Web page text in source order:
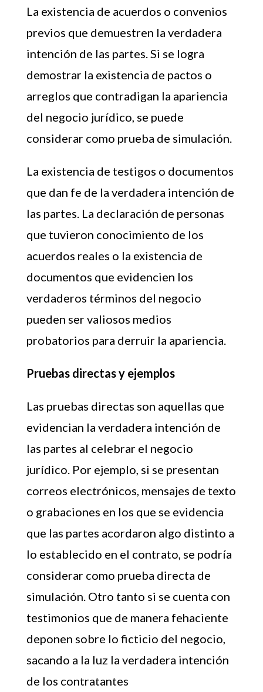
La existencia de acuerdos o convenios
previos que demuestren la verdadera
intención de las partes. Si se logra
demostrar la existencia de pactos o
arreglos que contradigan la apariencia
del negocio jurídico, se puede
considerar como prueba de simulación.
La existencia de testigos o documentos
que dan fe de la verdadera intención de
las partes. La declaración de personas
que tuvieron conocimiento de los
acuerdos reales o la existencia de
documentos que evidencien los
verdaderos términos del negocio
pueden ser valiosos medios
probatorios para derruir la apariencia.
Pruebas directas y ejemplos
Las pruebas directas son aquellas que
evidencian la verdadera intención de
las partes al celebrar el negocio
jurídico. Por ejemplo, si se presentan
correos electrónicos, mensajes de texto
o grabaciones en los que se evidencia
que las partes acordaron algo distinto a
lo establecido en el contrato, se podría
considerar como prueba directa de
simulación. Otro tanto si se cuenta con
testimonios que de manera fehaciente
deponen sobre lo ficticio del negocio,
sacando a la luz la verdadera intención
de los contratantes